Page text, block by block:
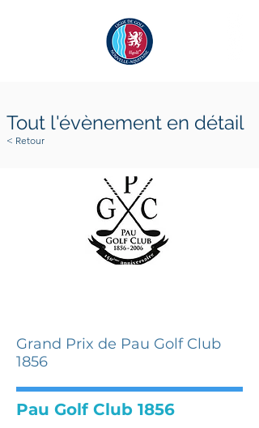
Grand Prix de Pau Golf Club
1856
Pau Golf Club 1856
Tout l'évènement en détail
< Retour